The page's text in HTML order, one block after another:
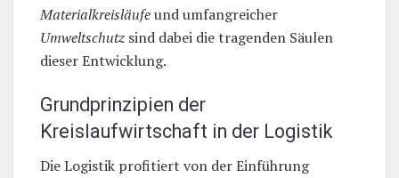
Materialkreisläufeund umfangreicher
Umweltschutz sind dabei die tragenden Säulen
dieser Entwicklung.
Grundprinzipien der
Kreislaufwirtschaft in der Logistik
Die Logistik profitiert von der Einführung